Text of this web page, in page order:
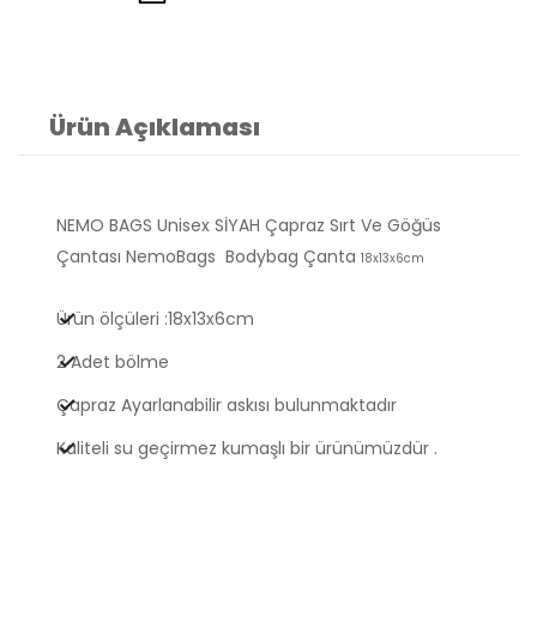
Ürün Açıklaması
NEMO BAGS Unisex SİYAH Çapraz Sırt Ve Göğüs
Çantası NemoBags Bodybag Çanta 18x13x6cm
Ürün ölçüleri :18x13x6cm
2 Adet bölme
Çapraz Ayarlanabilir askısı bulunmaktadır
Kaliteli su geçirmez kumaşlı bir ürünümüzdür .